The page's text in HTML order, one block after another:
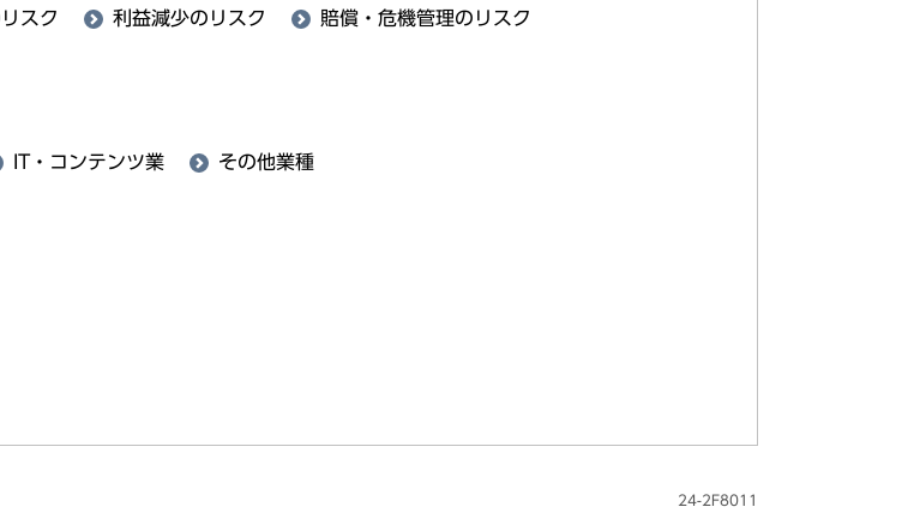
スク 利益減少のリスク
賠償・危機管理のリスク
IT・コンテンツ業 その他業種
24-2F8011